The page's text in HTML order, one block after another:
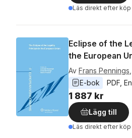
Läs direkt efter köp
Eclipse of the
the European
Av Frans Pennings
E-bok
PDF
1 887 kr
Lägg till
Läs direkt efter köp